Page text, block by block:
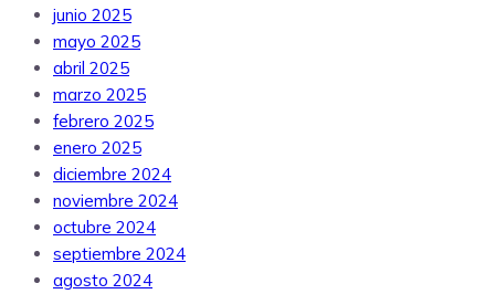
junio 2025
mayo 2025
abril 2025
marzo 2025
febrero 2025
enero 2025
diciembre 2024
noviembre 2024
octubre 2024
septiembre 2024
agosto 2024